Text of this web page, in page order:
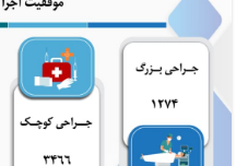
های
جراحی
با
اجرا
شده
است